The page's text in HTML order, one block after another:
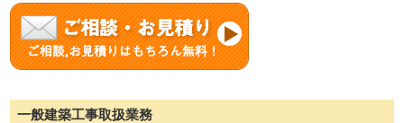
一般建築工事取扱業務